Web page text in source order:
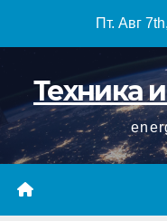
Пт. Авг
Техника